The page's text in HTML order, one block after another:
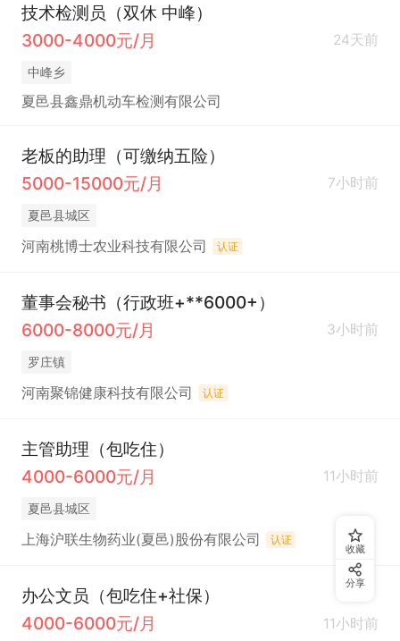
技术检测员（双休 中峰）
3000-4000元/月
24天前
中峰乡
夏邑县鑫鼎机动车检测有限公司
老板的助理（可缴纳五险）
5000-15000元/月
7小时前
夏邑县城区
河南桃博士农业科技有限公司 认证
董事会秘书（行政班+**6000+）
6000-8000元/月
3小时前
罗庄镇
河南聚锦健康科技有限公司 认证
主管助理（包吃住）
4000-6000元/月
11小时前
夏邑县城区
上海沪联生物药业(夏邑)股份有限公司 认证
办公文员（包吃住+社保）
4000-6000元/月
11小时前
收藏
分享